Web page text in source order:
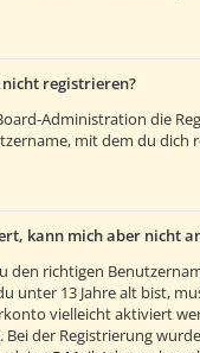
registrieren?
Administration die
mit dem du
kann mich aber nicht
den richtigen
unter 13 Jahre alt bist,
vielleicht aktiviert
der Registrierung